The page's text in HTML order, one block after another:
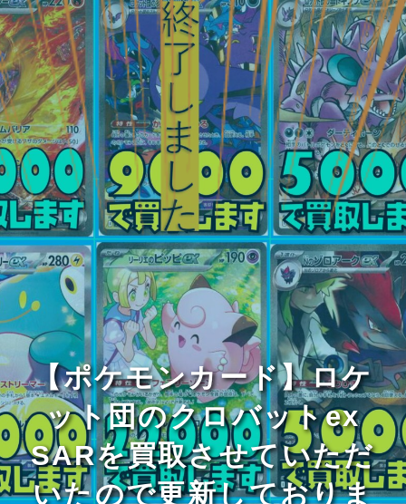
【ポケモンカード】ロケ
ット団のクロバットex
SARを買取させていただ
いたので更新しておりま